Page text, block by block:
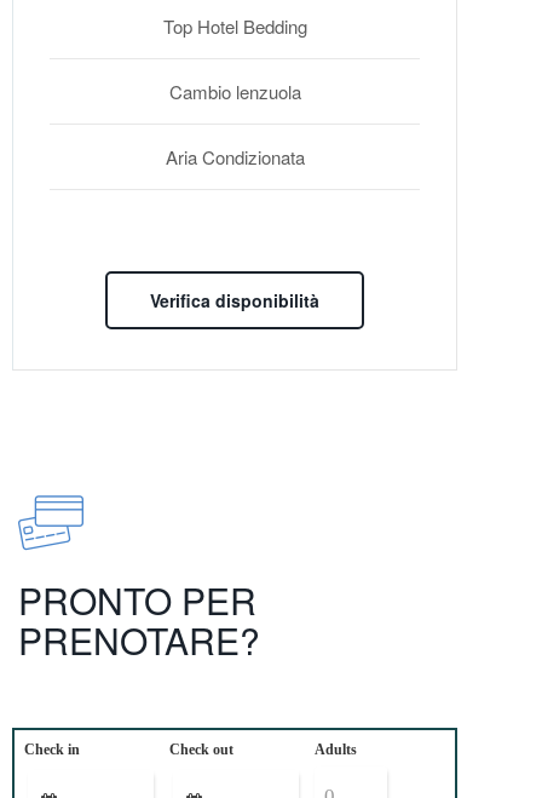
Top Hotel Bedding
Cambio lenzuola
Aria Condizionata
Verifica disponibilità
PRONTO PER
PRENOTARE?
Check in Check out Adults